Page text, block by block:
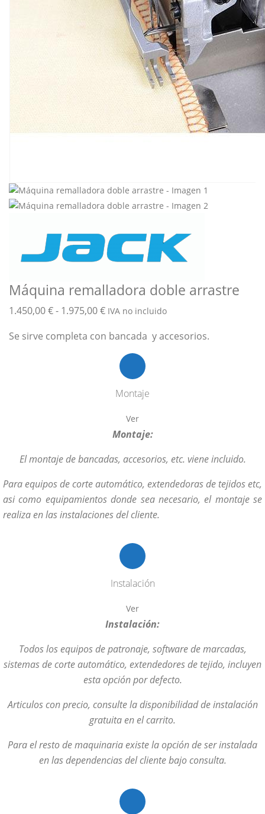
Máquina remalladora doble arrastre
1.450,00€- 1.975,00€Rango
precios:
desde
1.450,00 €
hasta
1.975,00 €
IVA no incluido
Se sirve completa con bancada y accesorios.
Montaje
Ver
Montaje:
El montaje de bancadas, accesorios, etc. viene incluido.
Para equipos de corte automático, extendedoras de tejidos etc,
asi como equipamientos donde sea necesario, el montaje se
realiza en las instalaciones del cliente.
Instalación
Ver
Instalación:
Todos los equipos de patronaje, software de marcadas,
sistemas de corte automático, extendedores de tejido, incluyen
esta opción por defecto.
Articulos con precio, consulte la disponibilidad de instalación
gratuita en el carrito.
Para el resto de maquinaria existe la opción de ser instalada
en las dependencias del cliente bajo consulta.